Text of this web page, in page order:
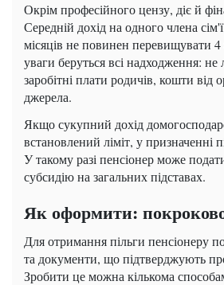
Окрім професійного цензу, діє й
Середній дохід на одного члена
місяців не повинен перевищувати
уваги беруться всі надходження: не
заробітні плати родичів, кошти від
джерела.
Якщо сукупний дохід
встановлений ліміт, у призначенні
У такому разі пенсіонер може
субсидію на загальних підставах.
Як оформити:
Для отримання пільги пенсіонеру
та документи, що підтверджують
Зробити це можна кількома